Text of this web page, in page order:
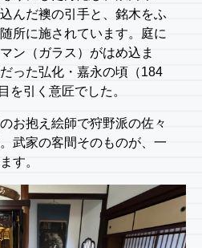
んだ襖の引手と、銘木をふ
所に施されています。庭に
ン（ガラス）がはめ込ま
った弘化・嘉永の頃（184
を引く意匠でした。
お抱え絵師で狩野派の佐々
武家の客間そのものが、一
す。